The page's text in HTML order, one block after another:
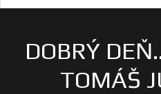
DOBRÝ
TOMÁŠ